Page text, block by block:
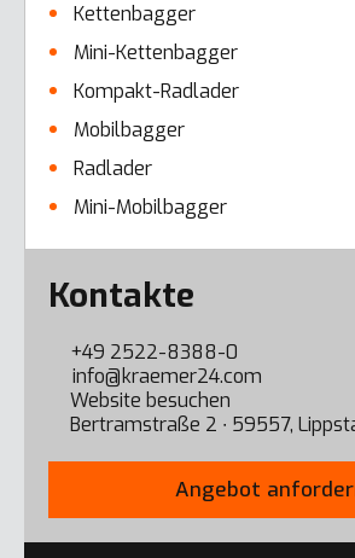
Kettenbagger
Mini-Kettenbagger
Kompakt-Radlader
Mobilbagger
Radlader
Mini-Mobilbagger
Error here
Kontakte
+49 2522-8388-0
info@kraemer24.com
Website besuchen
Bertramstraße 2 ∙ 59557,
Angebot